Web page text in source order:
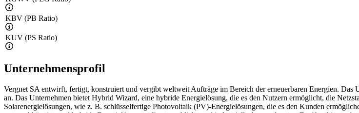
KBV (PB Ratio)
KUV (PS Ratio)
Unternehmensprofil
Vergnet SA entwirft, fertigt, konstruiert und vergibt weltweit Aufträge im Bereich der erneuerbaren Energien.
an. Das Unternehmen bietet Hybrid Wizard, eine hybride Energielösung, die es den Nutzern ermöglicht, die
Solarenergielösungen, wie z. B. schlüsselfertige Photovoltaik (PV)-Energielösungen, die es den Kunden